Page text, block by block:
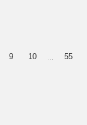
朵、微生物、
良藥，也鼓勵我
班路線，便有機
9 10 55